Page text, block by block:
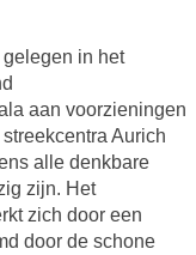
in het
aan voorzieningen
Aurich
alle denkbare
zijn. Het
zich door een
door de schone